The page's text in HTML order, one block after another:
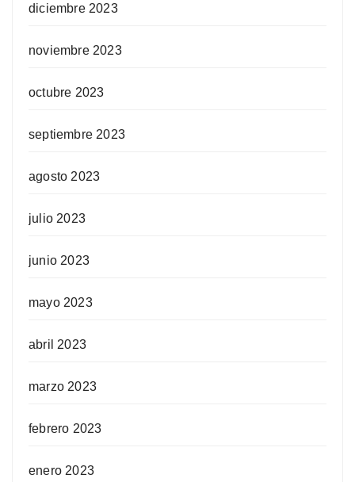
diciembre 2023
noviembre 2023
octubre 2023
septiembre 2023
agosto 2023
julio 2023
junio 2023
mayo 2023
abril 2023
marzo 2023
febrero 2023
enero 2023